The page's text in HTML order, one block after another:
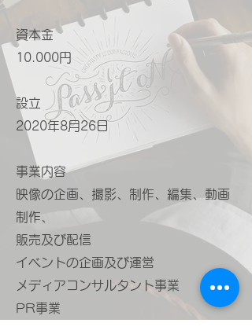
資本金
10.000円
設立
2020年8月26日
事業内容
映像の企画、撮影、制作、編集、動画
制作、
販売及び配信
イベントの企画及び運営
メディアコンサルタント事業
PR事業